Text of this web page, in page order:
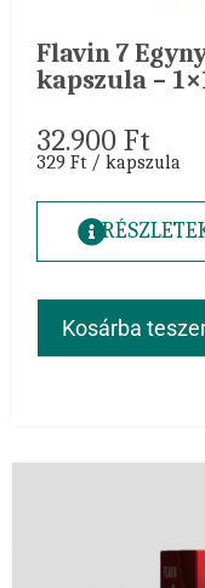
Flavin 7
kapszula –
32.900 Ft
329 Ft / kapszula
Kosárba